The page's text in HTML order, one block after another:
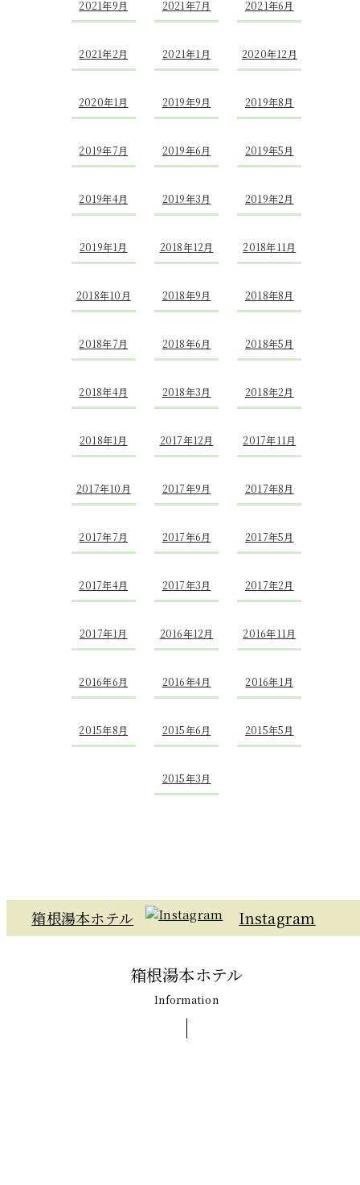
2021年9月 2021年7月 2021年6月
2021年2月 2021年1月 2020年12月
2020年1月 2019年9月 2019年8月
2019年7月 2019年6月 2019年5月
2019年4月 2019年3月 2019年2月
2019年1月 2018年12月 2018年11月
2018年10月 2018年9月 2018年8月
2018年7月 2018年6月 2018年5月
2018年4月 2018年3月 2018年2月
2018年1月 2017年12月 2017年11月
2017年10月 2017年9月 2017年8月
2017年7月 2017年6月 2017年5月
2017年4月 2017年3月 2017年2月
2017年1月 2016年12月 2016年11月
2016年6月 2016年4月 2016年1月
2015年8月 2015年6月 2015年5月
2015年3月
箱根湯本ホテル Instagram
箱根湯本ホテル
Information